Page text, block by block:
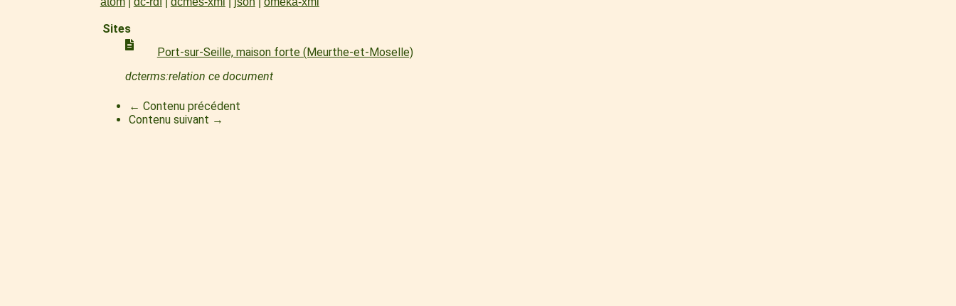
Sites
Port-sur-Seille, maison forte (Meurthe-et-Moselle)
dcterms:relation ce document
← Contenu précédent
Contenu suivant →